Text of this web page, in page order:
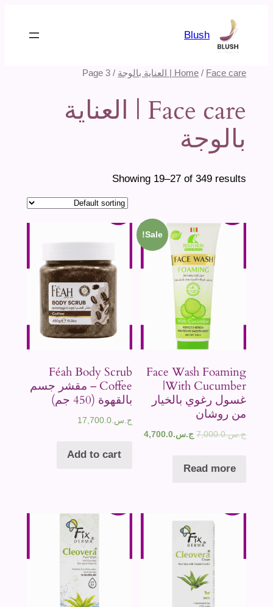
المحتوى
Blush
Home / Face care | العناية بالوجة / Page 3
Face care | العناية
بالوجة
Showing 19–27 of 349 results
Sale!
Face Wash Foaming
With Cucumber|
غسول رغوي بالخيار
من روشان
ج.س.7,000.0 ج.س.4,700.0
Read more
Féah Body Scrub
Coffee – مقشر جسم
بالقهوة (450 جم)
ج.س.17,700.0
Add to cart